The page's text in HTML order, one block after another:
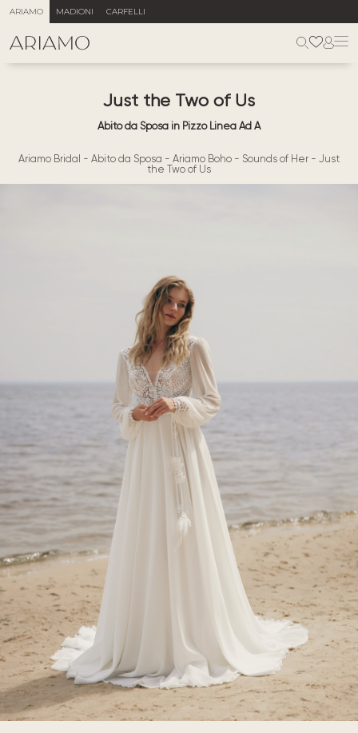
ARIAMO MADIONI CARFELLI
Just the Two of Us
Abito da Sposa in Pizzo Linea Ad A
Ariamo Bridal - Abito da Sposa - Ariamo Boho - Sounds of Her - Just
the Two of Us